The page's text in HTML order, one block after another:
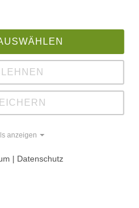
anzeigen
| Datenschutz